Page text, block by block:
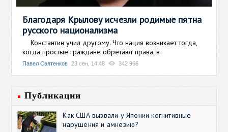
Благодаря Крылову исчезли родимые пятна
русского национализма
Константин учил другому. Что нация возникает тогда,
когда простые граждане обретают права, в
Павел Святенков 23 сен, 14:48 342 966
Публикации
Как США вызвали у Японии когнитивные
нарушения и амнезию?